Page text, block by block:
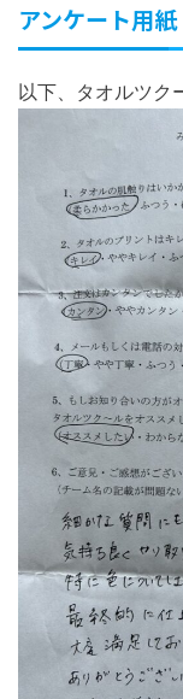
アンケート用紙
以下、タオルツク